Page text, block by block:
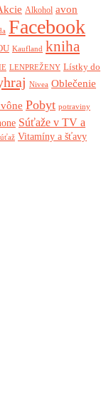
Alkohol avon
Facebook
Kaufland kniha
LENPREŽENY Lístky do
Nivea Oblečenie
Pobyt potraviny
Súťaže v TV a
Vitamíny a šťavy